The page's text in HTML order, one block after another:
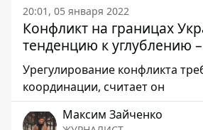
20:01, 05 января 2022
Конфликт на границах
тенденцию к углублению
Урегулирование конфликта
координации, считает он
Максим Зайченко